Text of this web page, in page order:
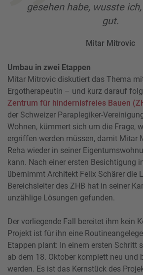
gesehen habe, wusste
gut.
Mitar Mitrovic
Umbau in zwei Etappen
Mitar Mitrovic diskutiert das Thema
Ergotherapeutin – und kurz darauf
Zentrum für hindernisfreies Bauen
der Schweizer Paraplegiker-
Wohnen, kümmert sich um die Frage,
ergriffen werden müssen, damit Mitar
Reha wieder in seiner
kann. Nach einer ersten Besichtigung
übernimmt Architekt Felix Schärer die
Bereichsleiter des ZHB hat in seiner
unzählige Lösungen gefunden.
Der vorliegende Fall bereitet ihm kein
Projekt ist für ihn eine
Etappen plant: In einem ersten Schritt
ab dem 18. Oktober komplett neu und
werden. Es ist das Kernstück des